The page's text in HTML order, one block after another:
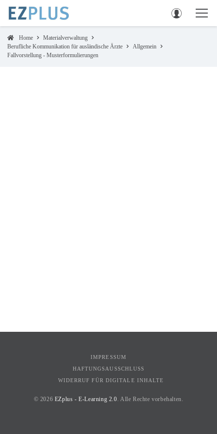
Home
Materialverwaltung
Berufliche Kommunikation für ausländische Ärzte
Allgemein
Fallvorstellung - Musterformulierungen
IMPRESSUM
HAFTUNGSAUSSCHLUSS
WIDERRUF FÜR DIGITALE INHALTE
© 2026 EZplus - E-Learning 2.0. Alle Rechte vorbehalten.